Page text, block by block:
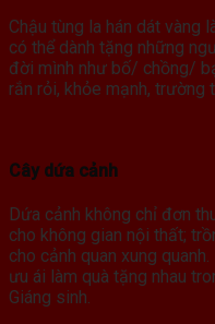
Chậu tùng la hán dát vàng
có thể dành tặng những
đời mình như bố/ chồng/
rắn rỏi, khỏe mạnh, trường
Cây dứa cảnh
Dứa cảnh không chỉ đơn
cho không gian nội thất;
cho cảnh quan xung
ưu ái làm quà tặng nhau
Giáng sinh.